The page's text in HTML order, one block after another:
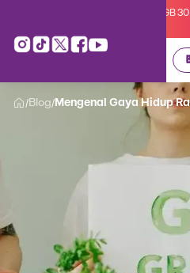
Kartu Perdana AXIS Suka-Suka 3GB
/Blog/ Mengenal Gaya Hidup